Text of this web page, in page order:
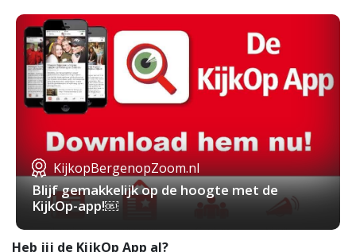
KijkopBergenopZoom.nl
Blijf gemakkelijk op de hoogte met de
KijkOp-app!￼
Heb jij de KijkOp App al?